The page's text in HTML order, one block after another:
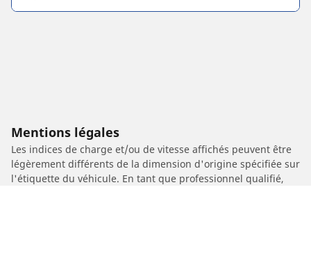
Mentions légales
Les indices de charge et/ou de vitesse affichés peuvent être
légèrement différents de la dimension d'origine spécifiée sur
l'étiquette du véhicule. En tant que professionnel qualifié,